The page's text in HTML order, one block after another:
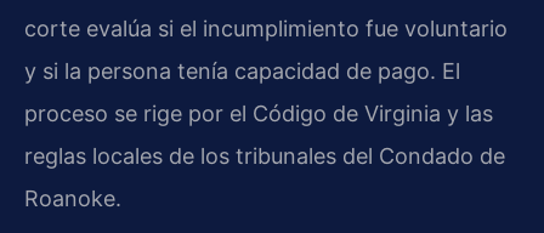
corte evalúa si el incumplimiento fue voluntario
y si la persona tenía capacidad de pago. El
proceso se rige por el Código de Virginia y las
reglas locales de los tribunales del Condado de
Roanoke.